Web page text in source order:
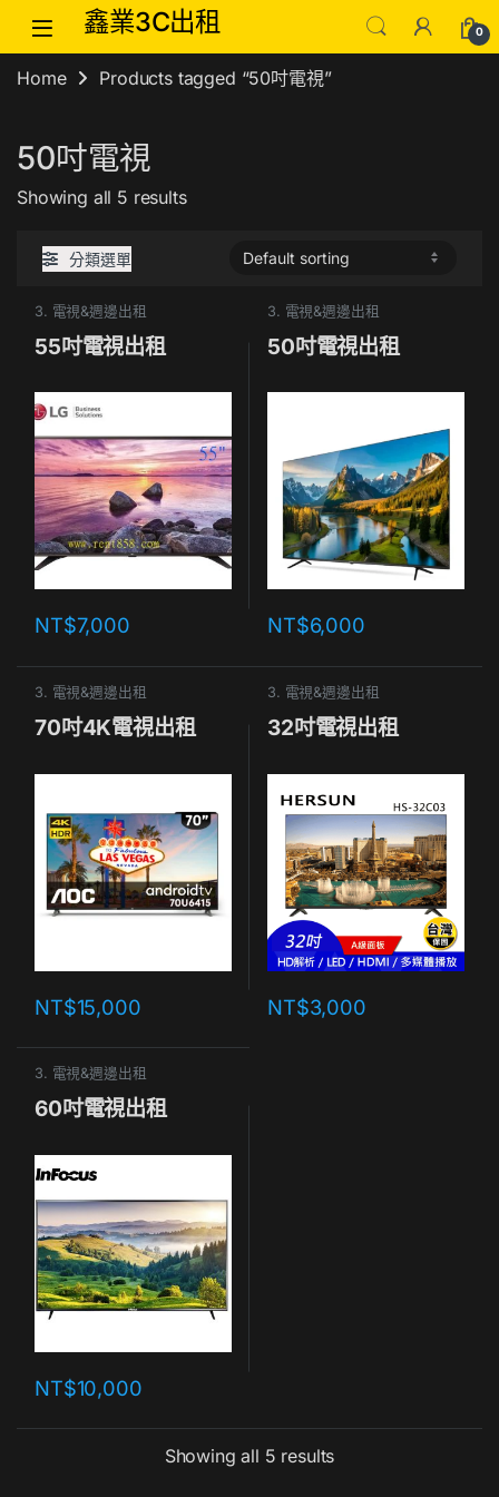
Skip to navigation
Skip to content鑫業3C出租 0
Home Products tagged “50吋電視”
50吋電視
Showing all 5 results
分類選單
3. 電視&週邊出租
55吋電視出租
NT$7,000
3. 電視&週邊出租
50吋電視出租
NT$6,000
3. 電視&週邊出租
70吋4K電視出租
NT$15,000
3. 電視&週邊出租
32吋電視出租
NT$3,000
3. 電視&週邊出租
60吋電視出租
NT$10,000
Showing all 5 results